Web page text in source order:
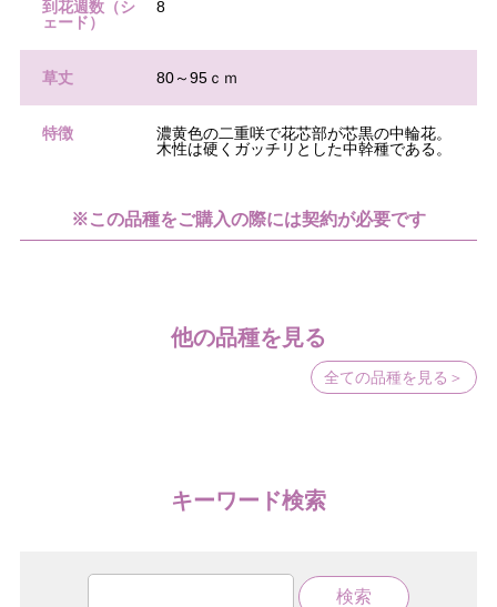
到花週数（シ
ェード）
8
草丈 80～95ｃｍ
特徴
濃黄色の二重咲で花芯部が芯黒の中輪花。
木性は硬くガッチリとした中幹種である。
※この品種をご購入の際には契約が必要です
他の品種を見る
全ての品種を見る＞
キーワード検索